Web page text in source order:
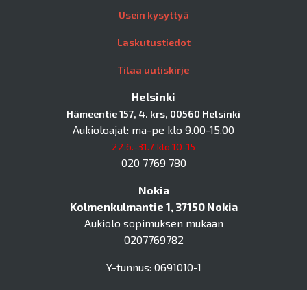
Usein kysyttyä
Laskutustiedot
Tilaa uutiskirje
Helsinki
Hämeentie 157, 4. krs, 00560 Helsinki
Aukioloajat: ma-pe klo 9.00-15.00
22.6.-31.7. klo 10-15
020 7769 780
Nokia
Kolmenkulmantie 1, 37150 Nokia
Aukiolo sopimuksen mukaan
0207769782
Y-tunnus: 0691010-1